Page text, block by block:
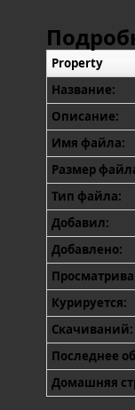
Property
Название:
Описание:
Имя файла:
Размер
Тип файла:
Добавил:
Добавлено:
Курируется:
Скачиваний:
Последнее
Домашняя